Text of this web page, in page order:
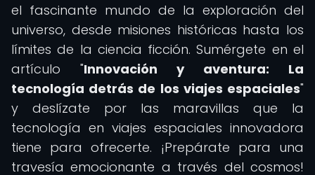
el fascinante mundo de la exploración del
universo, desde misiones históricas hasta los
límites de la ciencia ficción. Sumérgete en el
artículo "Innovación y aventura: La
tecnología detrás de los viajes espaciales"
y deslízate por las maravillas que la
tecnología en viajes espaciales innovadora
tiene para ofrecerte. ¡Prepárate para una
travesía emocionante a través del cosmos!